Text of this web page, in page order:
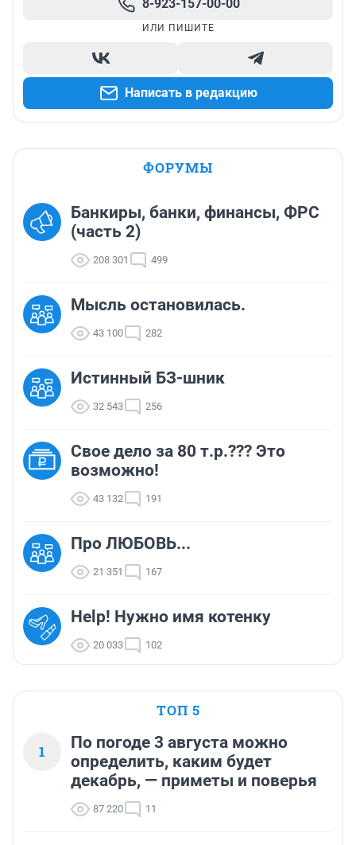
8-923-157-00-00
ИЛИ ПИШИТЕ
Написать в редакцию
ФОРУМЫ
Банкиры, банки, финансы, ФРС
(часть 2)
208 301 499
Мысль остановилась.
43 100 282
Истинный БЗ-шник
32 543 256
Свое дело за 80 т.р.??? Это
возможно!
43 132 191
Про ЛЮБОВЬ...
21 351 167
Help! Нужно имя котенку
20 033 102
ТОП 5
1
По погоде 3 августа можно
определить, каким будет
декабрь, — приметы и поверья
87 220 11